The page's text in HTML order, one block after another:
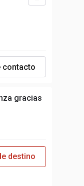
contacto
gracias
destino